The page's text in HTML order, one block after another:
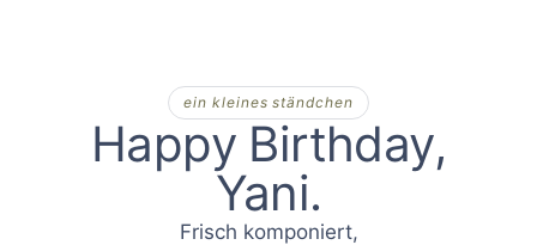
ein kleines ständchen
Happy Birthday,
Yani
Frisch komponiert,